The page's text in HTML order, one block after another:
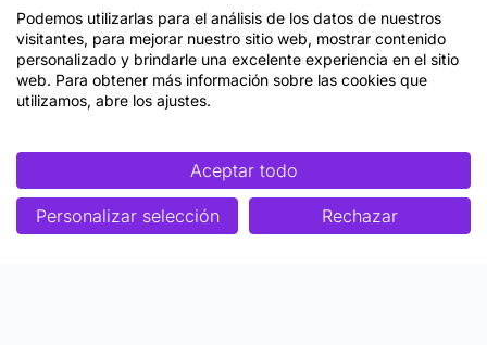
Podemos utilizarlas para el análisis de los datos de nuestros
visitantes, para mejorar nuestro sitio web, mostrar contenido
personalizado y brindarle una excelente experiencia en el sitio
web. Para obtener más información sobre las cookies que
utilizamos, abre los ajustes.
Aceptar todo
Personalizar selección Rechazar